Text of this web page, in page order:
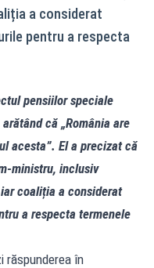
a considerat
pentru a respecta
pensiilor speciale
că „România are
acesta”. El a precizat că
ministru, inclusiv
coaliția a considerat
a respecta termenele
răspunderea în